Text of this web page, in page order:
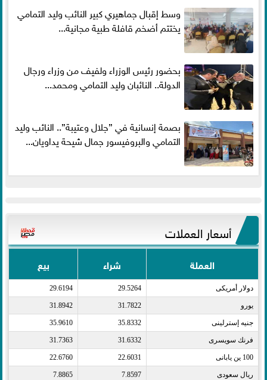
وسط إقبال جماهيري كبير النائب وليد التمامي
يختتم أضخم قافلة طبية مجانية...
بحضور رئيس الوزراء ولفيف من وزراء ورجال
الدولة.. النائبان وليد التمامي ومحمد...
بصمة إنسانية في ”جلال وعتيبة”.. النائب وليد
التمامي والبروفيسور جمال شيحة يداويان...
أسعار العملات
العملة شراء بيع
دولار أمريكى​ 29.5264
29.6194
يورو​ 31.7822
31.8942
جنيه إسترلينى​ 35.8332
35.9610
فرنك سويسرى​ 31.6332
31.7363
100 ين يابانى​ 22.6031
22.6760
ريال سعودى​ 7.8597
7.8865